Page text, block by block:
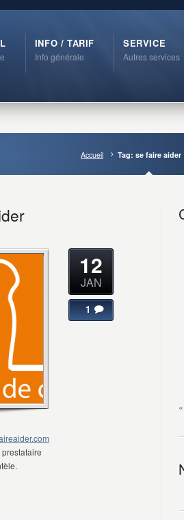
INFO / TARIF
Info générale
SERVICE
Autres services
Accueil Tag: se faire aider
12
JAN
1